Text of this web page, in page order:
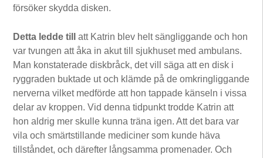
försöker skydda disken.
Detta ledde till
att Katrin blev helt sängliggande och hon
var tvungen att åka in akut till sjukhuset med ambulans.
Man konstaterade diskbråck, det vill säga att en disk i
ryggraden buktade ut och klämde på de omkringliggande
nerverna vilket medförde att hon tappade känseln i vissa
delar av kroppen. Vid denna tidpunkt trodde Katrin att
hon aldrig mer skulle kunna träna igen. Att det bara var
vila och smärtstillande mediciner som kunde häva
tillståndet, och därefter långsamma promenader. Och